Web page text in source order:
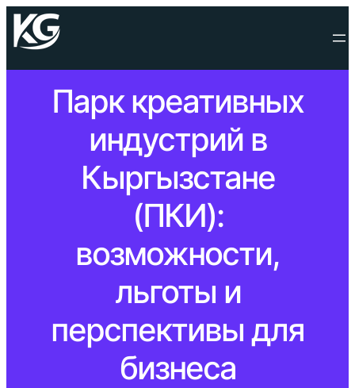
Парк креативных
индустрий в
Кыргызстане
(ПКИ):
возможности,
льготы и
перспективы для
бизнеса